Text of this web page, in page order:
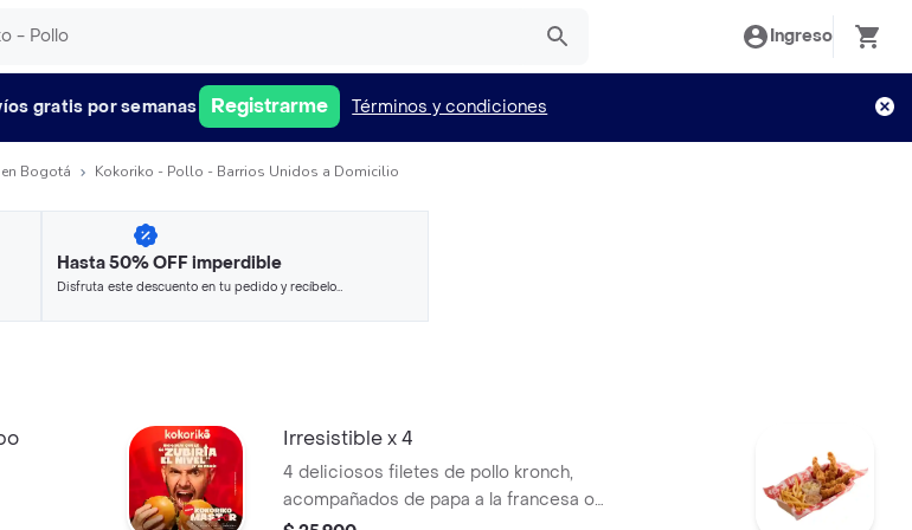
Ingreso
gratis por semanas Registrarme Términos y condiciones
Bogotá Kokoriko - Pollo - Barrios Unidos a Domicilio
Hasta 50% OFF imperdible
Disfruta este descuento en tu pedido y recíbelo
Irresistible x 4
4 deliciosos filetes de pollo kronch,
acompañados de papa a la francesa o